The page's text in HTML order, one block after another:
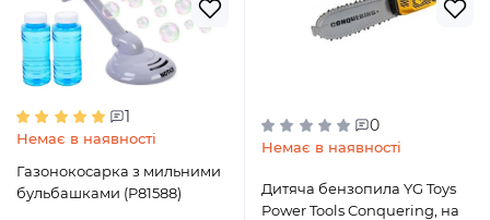
1
Немає в наявності
Газонокосарка з мильними
бульбашками (P81588)
0
Немає в наявності
Дитяча бензопила YG Toys
Power Tools Conquering, на